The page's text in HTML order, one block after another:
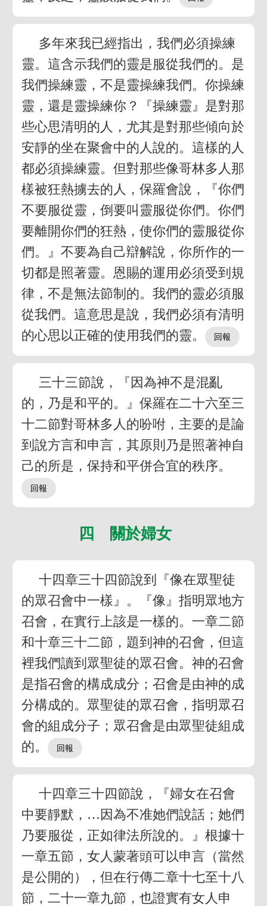
多年來我已經指出，我們必須操練
靈。這含示我們的靈是服從我們的。是
我們操練靈，不是靈操練我們。你操練
靈，還是靈操練你？『操練靈』是對那
些心思清明的人，尤其是對那些傾向於
安靜的坐在聚會中的人說的。這樣的人
都必須操練靈。但對那些像哥林多人那
樣被狂熱擄去的人，保羅會說，『你們
不要服從靈，倒要叫靈服從你們。你們
要離開你們的狂熱，使你們的靈服從你
們。』不要為自己辯解說，你所作的一
切都是照著靈。恩賜的運用必須受到規
律，不是無法節制的。我們的靈必須服
從我們。這意思是說，我們必須有清明
的心思以正確的使用我們的靈。
三十三節說，『因為神不是混亂
的，乃是和平的。』保羅在二十六至三
十二節對哥林多人的吩咐，主要的是論
到說方言和申言，其原則乃是照著神自
己的所是，保持和平併合宜的秩序。
四 關於婦女
十四章三十四節說到『像在眾聖徒
的眾召會中一樣』。『像』指明眾地方
召會，在實行上該是一樣的。一章二節
和十章三十二節，題到神的召會，但這
裡我們讀到眾聖徒的眾召會。神的召會
是指召會的構成成分；召會是由神的成
分構成的。眾聖徒的眾召會，指明眾召
會的組成分子；眾召會是由眾聖徒組成
的。
十四章三十四節說，『婦女在召會
中要靜默，…因為不准她們說話；她們
乃要服從，正如律法所說的。』根據十
一章五節，女人蒙著頭可以申言（當然
是公開的），但在行傳二章十七至十八
節，二十一章九節，也證實有女人申